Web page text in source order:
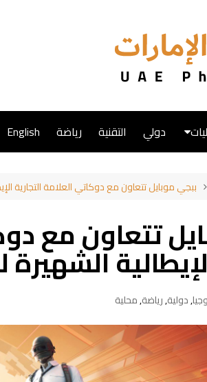
دولي التقنية رياضة English
ببجي موبايل تتعاون مع دوكاتي العلامة التجارية
تتعاون مع
الشهيرة
,دولية,رياضة,محلية